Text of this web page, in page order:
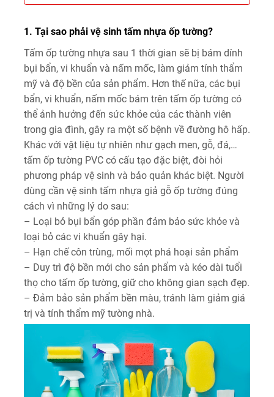
1. Tại sao phải vệ sinh tấm nhựa ốp tường?
Tấm ốp tường nhựa sau 1 thời gian sẽ bị bám dính
bụi bẩn, vi khuẩn và nấm mốc, làm giảm tính thẩm
mỹ và độ bền của sản phẩm. Hơn thế nữa, các bụi
bẩn, vi khuẩn, nấm mốc bám trên tấm ốp tường có
thể ảnh hưởng đến sức khỏe của các thành viên
trong gia đình, gây ra một số bệnh về đường hô hấp.
Khác với vật liệu tự nhiên như gạch men, gỗ, đá,…
tấm ốp tường PVC có cấu tạo đặc biệt, đòi hỏi
phương pháp vệ sinh và bảo quản khác biệt. Người
dùng cần vệ sinh tấm nhựa giả gỗ ốp tường đúng
cách vì những lý do sau:
– Loại bỏ bụi bẩn góp phần đảm bảo sức khỏe và
loại bỏ các vi khuẩn gây hại.
– Hạn chế côn trùng, mối mọt phá hoại sản phẩm
– Duy trì độ bền mới cho sản phẩm và kéo dài tuổi
thọ cho tấm ốp tường, giữ cho không gian sạch đẹp.
– Đảm bảo sản phẩm bền màu, tránh làm giảm giá
trị và tính thẩm mỹ tường nhà.